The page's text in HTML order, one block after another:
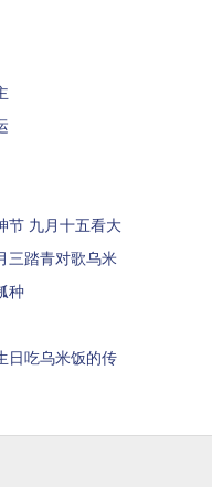
节 九月十五看大
三踏青对歌乌米
种
日吃乌米饭的传